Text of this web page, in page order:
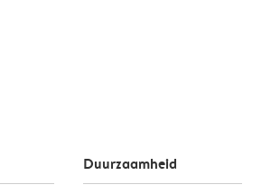
Duurzaamheid